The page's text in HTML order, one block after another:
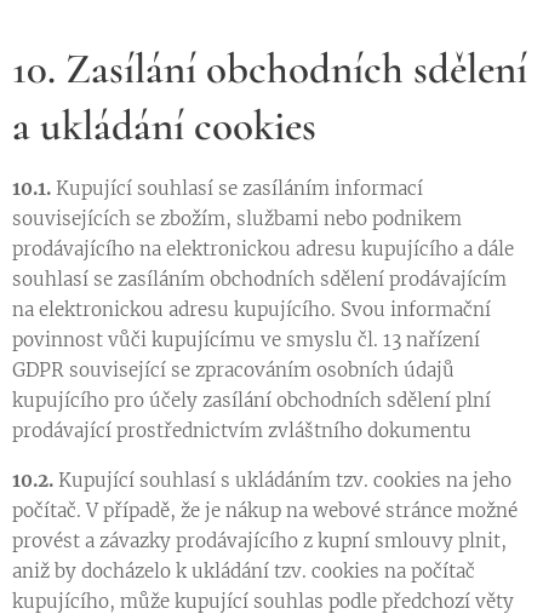
10. Zasílání obchodních sdělení
a ukládání cookies
10.1. Kupující souhlasí se zasíláním informací
souvisejících se zbožím, službami nebo podnikem
prodávajícího na elektronickou adresu kupujícího a dále
souhlasí se zasíláním obchodních sdělení prodávajícím
na elektronickou adresu kupujícího. Svou informační
povinnost vůči kupujícímu ve smyslu čl. 13 nařízení
GDPR související se zpracováním osobních údajů
kupujícího pro účely zasílání obchodních sdělení plní
prodávající prostřednictvím zvláštního dokumentu
10.2. Kupující souhlasí s ukládáním tzv. cookies na jeho
počítač. V případě, že je nákup na webové stránce možné
provést a závazky prodávajícího z kupní smlouvy plnit,
aniž by docházelo k ukládání tzv. cookies na počítač
kupujícího, může kupující souhlas podle předchozí věty